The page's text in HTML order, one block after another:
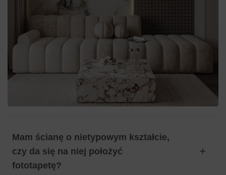
Mam ścianę o nietypowym kształcie,
czy da się na niej położyć
fototapetę?